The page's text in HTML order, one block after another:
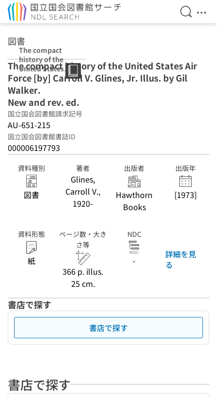
検索を
メ
図書
The compact
history of the
United States
Air Force [by]
Carroll V. Glines,
Jr. Illus. by Gil
Walker. New and
rev. ed.
The compact history of the United States Air
Force [by] Carroll V. Glines, Jr. Illus. by Gil
Walker.
New and rev. ed.
国立国会図書館請求記号
AU-651-215
国立国会図書館書誌ID
000006197793
資料種別
図書
著者
Glines,
Carroll V.,
1920-
出版者
Hawthorn
Books
出版年
[1973]
資料形態
紙
ページ数・大き
さ等
366 p. illus.
25 cm.
NDC
-
詳細を見
る
書店で探す
書店で探す
書店で探す